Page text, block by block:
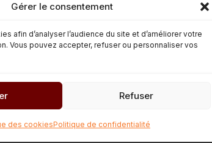
Gérer le consentement
afin d’analyser l’audience du site et d’améliorer votre
Vous pouvez accepter, refuser ou personnaliser vos
Refuser
des cookiesPolitique de confidentialité
A à Z
émission radio, et ce, du choix de la thématique